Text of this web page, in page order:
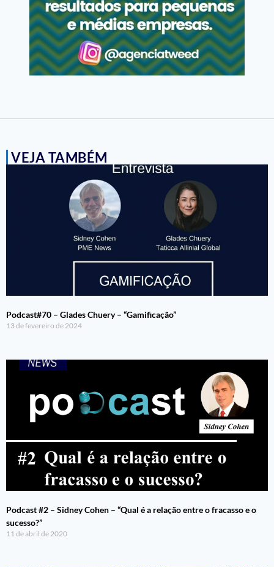
VEJA TAMBÉM
Podcast#70 – Glades Chuery – “Gamificação”
13 de fevereiro de 2024
Podcast #2 – Sidney Cohen – “Qual é a relação entre o fracasso e o
sucesso?”
11 de abril de 2020